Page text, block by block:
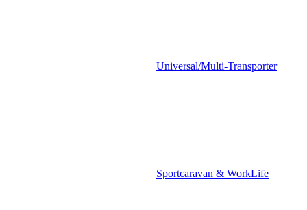
Universal/Multi-Transporter
Sportcaravan & WorkLife